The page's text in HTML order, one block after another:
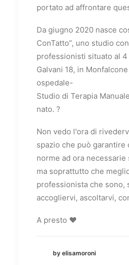
portato ad affrontare
Da giugno 2020 nasce
ConTatto”, uno studio
professionisti situato al
Galvani 18, in
ospedale-
Studio di Terapia
nato. ?
Non vedo l'ora di
spazio che può garantire
norme ad ora
ma soprattutto che
professionista che sono,
accogliervi, ascoltarvi,
A presto ♥️
by elisamoroni